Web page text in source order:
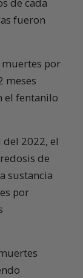
de cada
fueron
por
meses
el fentanilo
2022, el
de
sustancia
por